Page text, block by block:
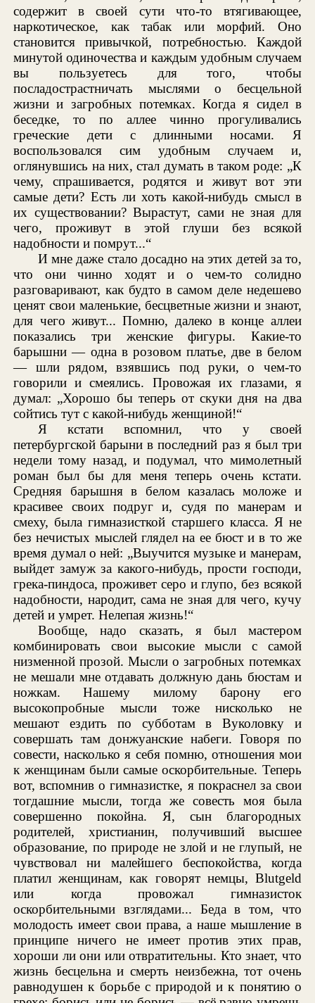
содержит в своей сути что-то втягивающее,
наркотическое, как табак или морфий. Оно
становится привычкой, потребностью. Каждой
минутой одиночества и каждым удобным случаем
вы пользуетесь для того, чтобы
посладострастничать мыслями о бесцельной
жизни и загробных потемках. Когда я сидел в
беседке, то по аллее чинно прогуливались
греческие дети с длинными носами. Я
воспользовался сим удобным случаем и,
оглянувшись на них, стал думать в таком роде: „К
чему, спрашивается, родятся и живут вот эти
самые дети? Есть ли хоть какой-нибудь смысл в
их существовании? Вырастут, сами не зная для
чего, проживут в этой глуши без всякой
надобности и помрут...“
И мне даже стало досадно на этих детей за то,
что они чинно ходят и о чем-то солидно
разговаривают, как будто в самом деле недешево
ценят свои маленькие, бесцветные жизни и знают,
для чего живут... Помню, далеко в конце аллеи
показались три женские фигуры. Какие-то
барышни — одна в розовом платье, две в белом
— шли рядом, взявшись под руки, о чем-то
говорили и смеялись. Провожая их глазами, я
думал: „Хорошо бы теперь от скуки дня на два
сойтись тут с какой-нибудь женщиной!“
Я кстати вспомнил, что у своей
петербургской барыни в последний раз я был три
недели тому назад, и подумал, что мимолетный
роман был бы для меня теперь очень кстати.
Средняя барышня в белом казалась моложе и
красивее своих подруг и, судя по манерам и
смеху, была гимназисткой старшего класса. Я не
без нечистых мыслей глядел на ее бюст и в то же
время думал о ней: „Выучится музыке и манерам,
выйдет замуж за какого-нибудь, прости господи,
грека-пиндоса, проживет серо и глупо, без всякой
надобности, народит, сама не зная для чего, кучу
детей и умрет. Нелепая жизнь!“
Вообще, надо сказать, я был мастером
комбинировать свои высокие мысли с самой
низменной прозой. Мысли о загробных потемках
не мешали мне отдавать должную дань бюстам и
ножкам. Нашему милому барону его
высокопробные мысли тоже нисколько не
мешают ездить по субботам в Вуколовку и
совершать там донжуанские набеги. Говоря по
совести, насколько я себя помню, отношения мои
к женщинам были самые оскорбительные. Теперь
вот, вспомнив о гимназистке, я покраснел за свои
тогдашние мысли, тогда же совесть моя была
совершенно покойна. Я, сын благородных
родителей, христианин, получивший высшее
образование, по природе не злой и не глупый, не
чувствовал ни малейшего беспокойства, когда
платил женщинам, как говорят немцы, Blutgeld
или когда провожал гимназисток
оскорбительными взглядами... Беда в том, что
молодость имеет свои права, а наше мышление в
принципе ничего не имеет против этих прав,
хороши ли они или отвратительны. Кто знает, что
жизнь бесцельна и смерть неизбежна, тот очень
равнодушен к борьбе с природой и к понятию о